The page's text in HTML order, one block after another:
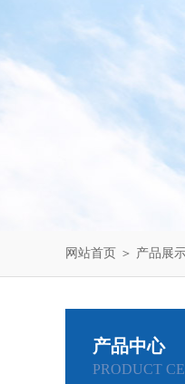
网站首页 ＞ 产品展
产品中心
PRODUCT